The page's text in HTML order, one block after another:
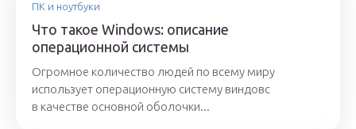
ПК и ноутбуки
Что такое Windows: описание
операционной системы
Огромное количество людей по всему миру
использует операционную систему виндовс
в качестве основной оболочки...